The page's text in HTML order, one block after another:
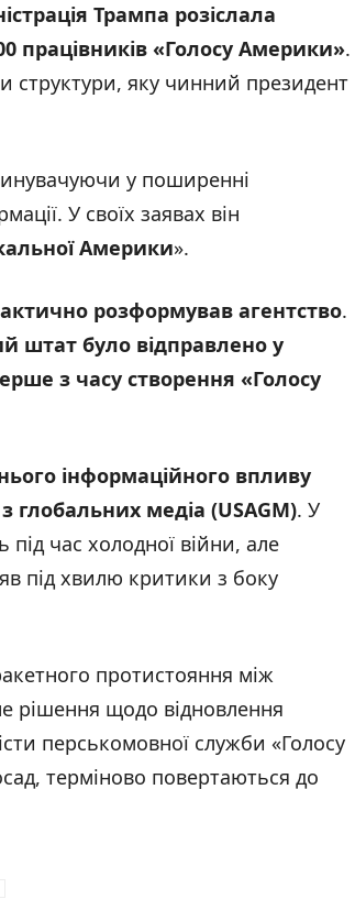
Трампа розіслала
працівників «Голосу Америки».
структури, яку чинний президент
у поширенні
У своїх заявах він
Америки».
розформував агентство.
штат було відправлено у
з часу створення «Голосу
інформаційного впливу
глобальних медіа (USAGM). У
час холодної війни, але
під хвилю критики з боку
протистояння між
рішення щодо відновлення
перськомовної служби «Голосу
терміново повертаються до